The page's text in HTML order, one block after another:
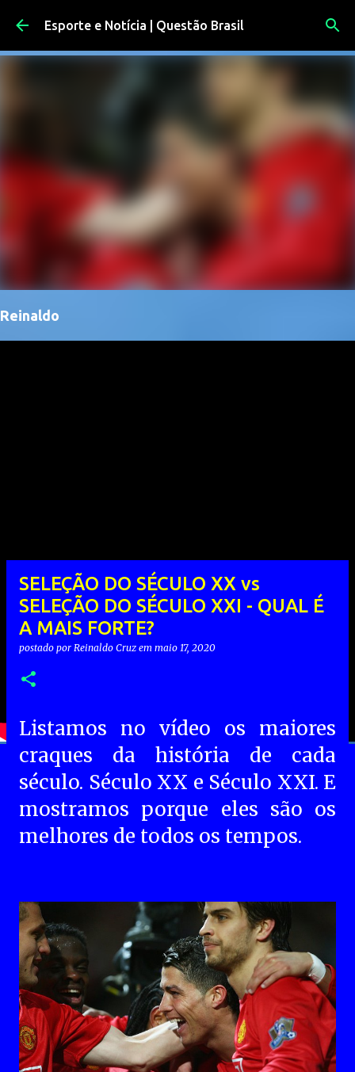
Pular para o conteúdo principal
Esporte e Notícia | Questão Brasil
Reinaldo
SELEÇÃO DO SÉCULO XX vs
SELEÇÃO DO SÉCULO XXI - QUAL É
A MAIS FORTE?
postado por Reinaldo Cruz em maio 17, 2020
Listamos no vídeo os maiores
craques da história de cada
século. Século XX e Século XXI. E
mostramos porque eles são os
melhores de todos os tempos.